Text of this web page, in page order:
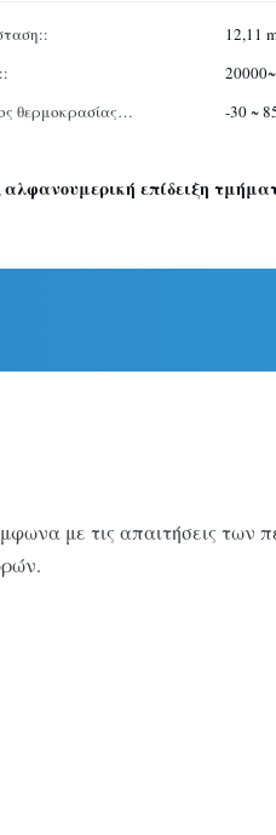
12,11
θερμοκρασίας
-30 ~
αλφανουμερική επίδειξη
με τις απαιτήσεις των